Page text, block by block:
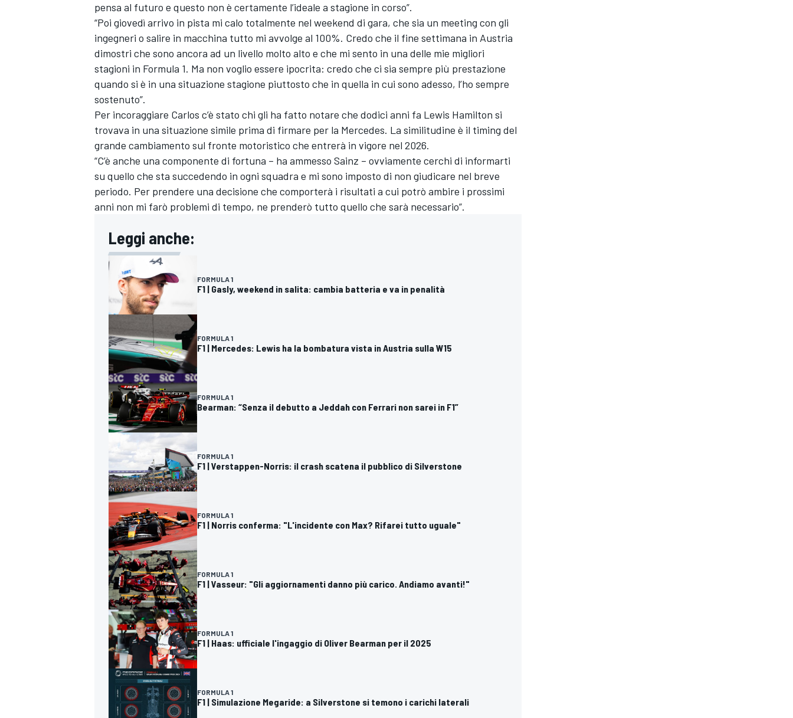
MONOMARCA
RALLY
pensa al futuro e questo non è certamente l’ideale a stagione in corso”.
“Poi giovedì arrivo in pista mi calo totalmente nel weekend di gara, che sia un meeting con gli
ingegneri o salire in macchina tutto mi avvolge al 100%. Credo che il fine settimana in Austria
dimostri che sono ancora ad un livello molto alto e che mi sento in una delle mie migliori
stagioni in Formula 1. Ma non voglio essere ipocrita: credo che ci sia sempre più prestazione
quando si è in una situazione stagione piuttosto che in quella in cui sono adesso, l’ho sempre
sostenuto”.
Per incoraggiare Carlos c’è stato chi gli ha fatto notare che dodici anni fa Lewis Hamilton si
trovava in una situazione simile prima di firmare per la Mercedes. La similitudine è il timing del
grande cambiamento sul fronte motoristico che entrerà in vigore nel 2026.
“C’è anche una componente di fortuna – ha ammesso Sainz – ovviamente cerchi di informarti
su quello che sta succedendo in ogni squadra e mi sono imposto di non giudicare nel breve
periodo. Per prendere una decisione che comporterà i risultati a cui potrò ambire i prossimi
anni non mi farò problemi di tempo, ne prenderò tutto quello che sarà necessario”.
Leggi anche:
FORMULA 1
F1 | Gasly, weekend in salita: cambia batteria e va in penalità
FORMULA 1
F1 | Mercedes: Lewis ha la bombatura vista in Austria sulla W15
FORMULA 1
Bearman: “Senza il debutto a Jeddah con Ferrari non sarei in F1”
FORMULA 1
F1 | Verstappen-Norris: il crash scatena il pubblico di Silverstone
FORMULA 1
F1 | Norris conferma: "L'incidente con Max? Rifarei tutto uguale"
FORMULA 1
F1 | Vasseur: "Gli aggiornamenti danno più carico. Andiamo avanti!"
FORMULA 1
F1 | Haas: ufficiale l'ingaggio di Oliver Bearman per il 2025
FORMULA 1
F1 | Simulazione Megaride: a Silverstone si temono i carichi laterali